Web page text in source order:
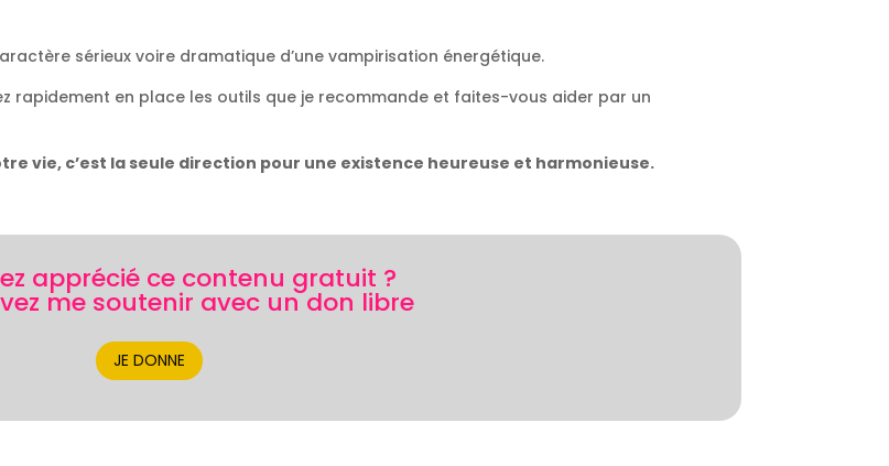
sérieux voire dramatique d’une vampirisation énergétique.
rapidement en place les outils que je recommande et faites-vous aider par un
vie, c’est la seule direction pour une existence heureuse et harmonieuse.
apprécié ce contenu gratuit ?
me soutenir avec un don libre
JE DONNE